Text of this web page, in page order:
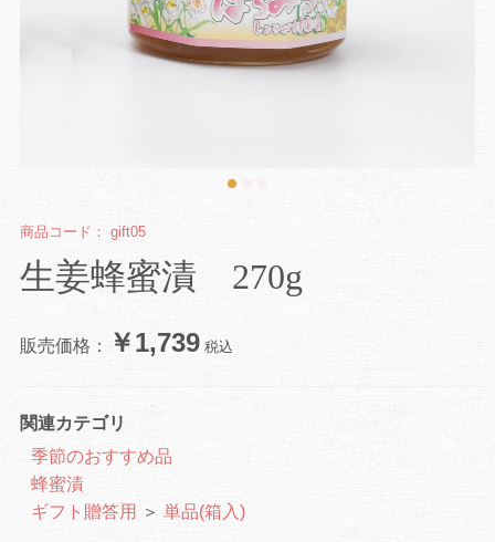
商品コード： gift05
生姜蜂蜜漬 270g
販売価格： ￥1,739 税込
関連カテゴリ
季節のおすすめ品
蜂蜜漬
ギフト贈答用
＞ 単品(箱入)